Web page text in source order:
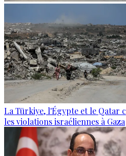
La Türkiye, l'Égypte et le Qatar
les violations israéliennes à Gaza